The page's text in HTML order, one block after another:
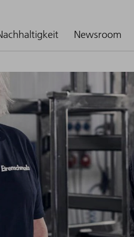
Newsroom